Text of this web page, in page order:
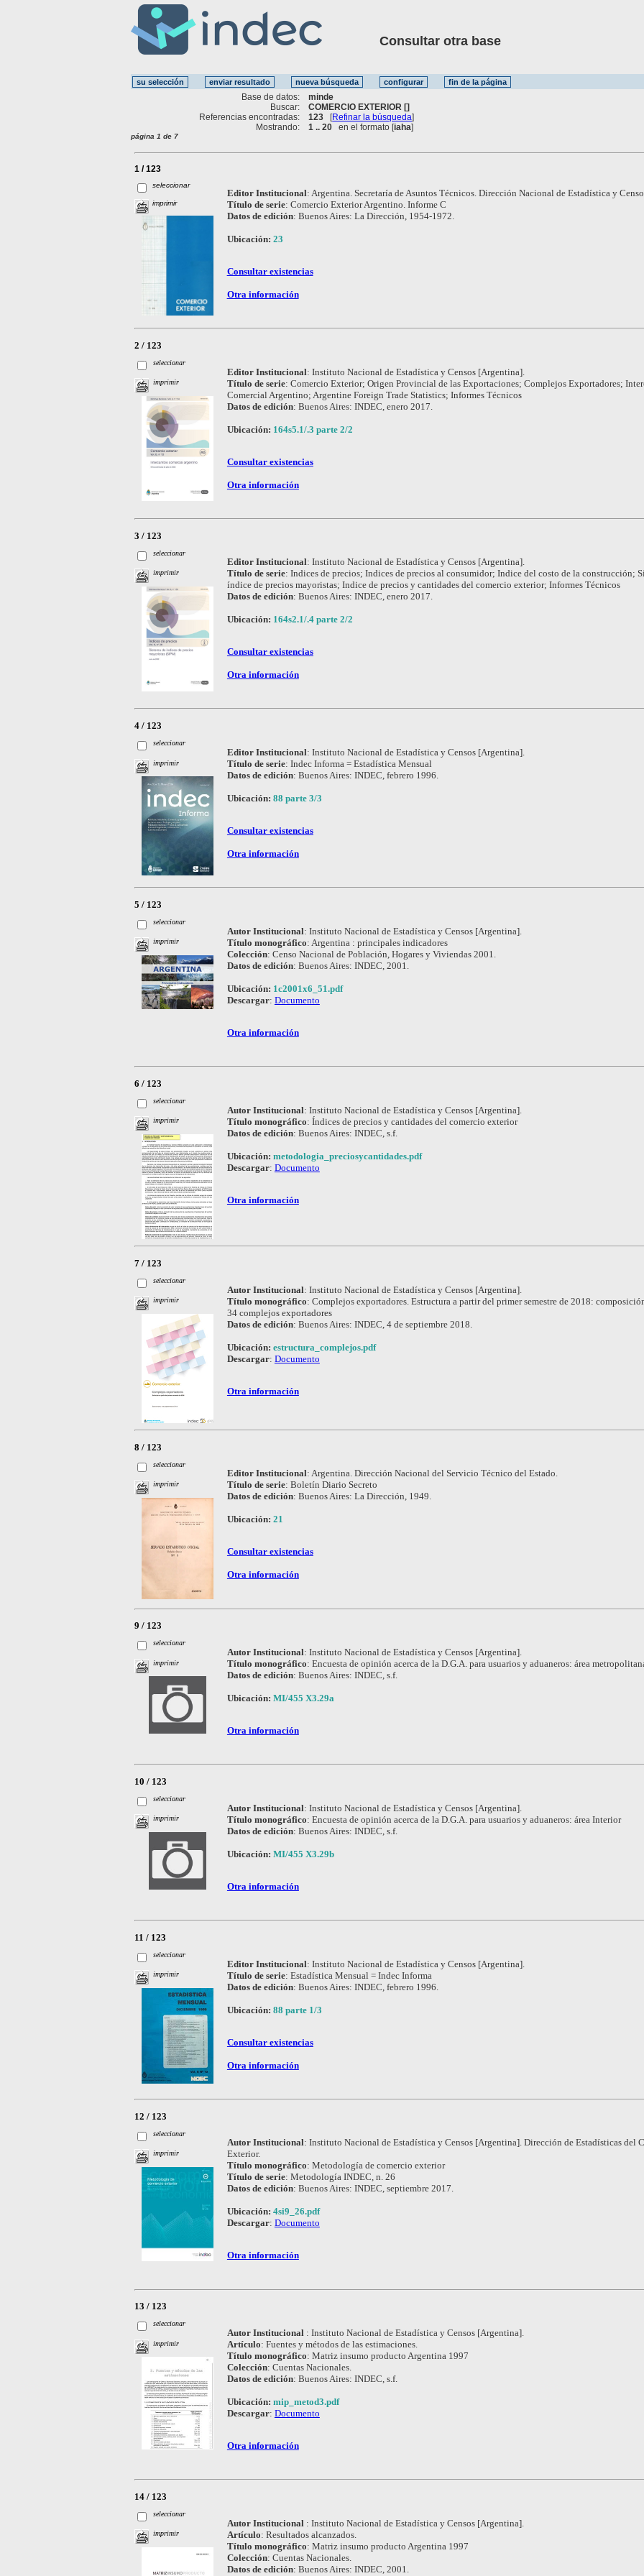
Consultar otra base
Base de datos:
minde
Buscar:
COMERCIO EXTERIOR []
Referencias encontradas:
123 [Refinar la búsqueda]
Mostrando:
1 .. 20 en el formato [iaha]
página 1 de 7
1 / 123
seleccionar
imprimir
Editor Institucional: Argentina. Secretaría de Asuntos Técnicos. Dirección Nacional de Estadística y
Título de serie: Comercio Exterior Argentino. Informe C
Datos de edición: Buenos Aires: La Dirección, 1954-1972.
Ubicación: 23
Consultar existencias
Otra información
2 / 123
seleccionar
imprimir
Editor Institucional: Instituto Nacional de Estadística y Censos [Argentina].
Título de serie: Comercio Exterior; Origen Provincial de las Exportaciones; Complejos Exportadores;
Comercial Argentino; Argentine Foreign Trade Statistics; Informes Técnicos
Datos de edición: Buenos Aires: INDEC, enero 2017.
Ubicación: 164s5.1/.3 parte 2/2
Consultar existencias
Otra información
3 / 123
seleccionar
imprimir
Editor Institucional: Instituto Nacional de Estadística y Censos [Argentina].
Título de serie: Indices de precios; Indices de precios al consumidor; Indice del costo de la construcción;
índice de precios mayoristas; Indice de precios y cantidades del comercio exterior; Informes Técnicos
Datos de edición: Buenos Aires: INDEC, enero 2017.
Ubicación: 164s2.1/.4 parte 2/2
Consultar existencias
Otra información
4 / 123
seleccionar
imprimir
Editor Institucional: Instituto Nacional de Estadística y Censos [Argentina].
Título de serie: Indec Informa = Estadística Mensual
Datos de edición: Buenos Aires: INDEC, febrero 1996.
Ubicación: 88 parte 3/3
Consultar existencias
Otra información
5 / 123
seleccionar
imprimir
Autor Institucional: Instituto Nacional de Estadística y Censos [Argentina].
Título monográfico: Argentina : principales indicadores
Colección: Censo Nacional de Población, Hogares y Viviendas 2001.
Datos de edición: Buenos Aires: INDEC, 2001.
Ubicación: 1c2001x6_51.pdf
Descargar: Documento
Otra información
6 / 123
seleccionar
imprimir
Autor Institucional: Instituto Nacional de Estadística y Censos [Argentina].
Título monográfico: Índices de precios y cantidades del comercio exterior
Datos de edición: Buenos Aires: INDEC, s.f.
Ubicación: metodologia_preciosycantidades.pdf
Descargar: Documento
Otra información
7 / 123
seleccionar
imprimir
Autor Institucional: Instituto Nacional de Estadística y Censos [Argentina].
Título monográfico: Complejos exportadores. Estructura a partir del primer semestre de 2018:
34 complejos exportadores
Datos de edición: Buenos Aires: INDEC, 4 de septiembre 2018.
Ubicación: estructura_complejos.pdf
Descargar: Documento
Otra información
8 / 123
seleccionar
imprimir
Editor Institucional: Argentina. Dirección Nacional del Servicio Técnico del Estado.
Título de serie: Boletín Diario Secreto
Datos de edición: Buenos Aires: La Dirección, 1949.
Ubicación: 21
Consultar existencias
Otra información
9 / 123
seleccionar
imprimir
Autor Institucional: Instituto Nacional de Estadística y Censos [Argentina].
Título monográfico: Encuesta de opinión acerca de la D.G.A. para usuarios y aduaneros: área
Datos de edición: Buenos Aires: INDEC, s.f.
Ubicación: MI/455 X3.29a
Otra información
10 / 123
seleccionar
imprimir
Autor Institucional: Instituto Nacional de Estadística y Censos [Argentina].
Título monográfico: Encuesta de opinión acerca de la D.G.A. para usuarios y aduaneros: área Interior
Datos de edición: Buenos Aires: INDEC, s.f.
Ubicación: MI/455 X3.29b
Otra información
11 / 123
seleccionar
imprimir
Editor Institucional: Instituto Nacional de Estadística y Censos [Argentina].
Título de serie: Estadística Mensual = Indec Informa
Datos de edición: Buenos Aires: INDEC, febrero 1996.
Ubicación: 88 parte 1/3
Consultar existencias
Otra información
12 / 123
seleccionar
imprimir
Autor Institucional: Instituto Nacional de Estadística y Censos [Argentina]. Dirección de Estadísticas del
Exterior.
Título monográfico: Metodología de comercio exterior
Título de serie: Metodología INDEC, n. 26
Datos de edición: Buenos Aires: INDEC, septiembre 2017.
Ubicación: 4si9_26.pdf
Descargar: Documento
Otra información
13 / 123
seleccionar
imprimir
Autor Institucional : Instituto Nacional de Estadística y Censos [Argentina].
Artículo: Fuentes y métodos de las estimaciones.
Título monográfico: Matriz insumo producto Argentina 1997
Colección: Cuentas Nacionales.
Datos de edición: Buenos Aires: INDEC, s.f.
Ubicación: mip_metod3.pdf
Descargar: Documento
Otra información
14 / 123
seleccionar
imprimir
Autor Institucional : Instituto Nacional de Estadística y Censos [Argentina].
Artículo: Resultados alcanzados.
Título monográfico: Matriz insumo producto Argentina 1997
Colección: Cuentas Nacionales.
Datos de edición: Buenos Aires: INDEC, 2001.